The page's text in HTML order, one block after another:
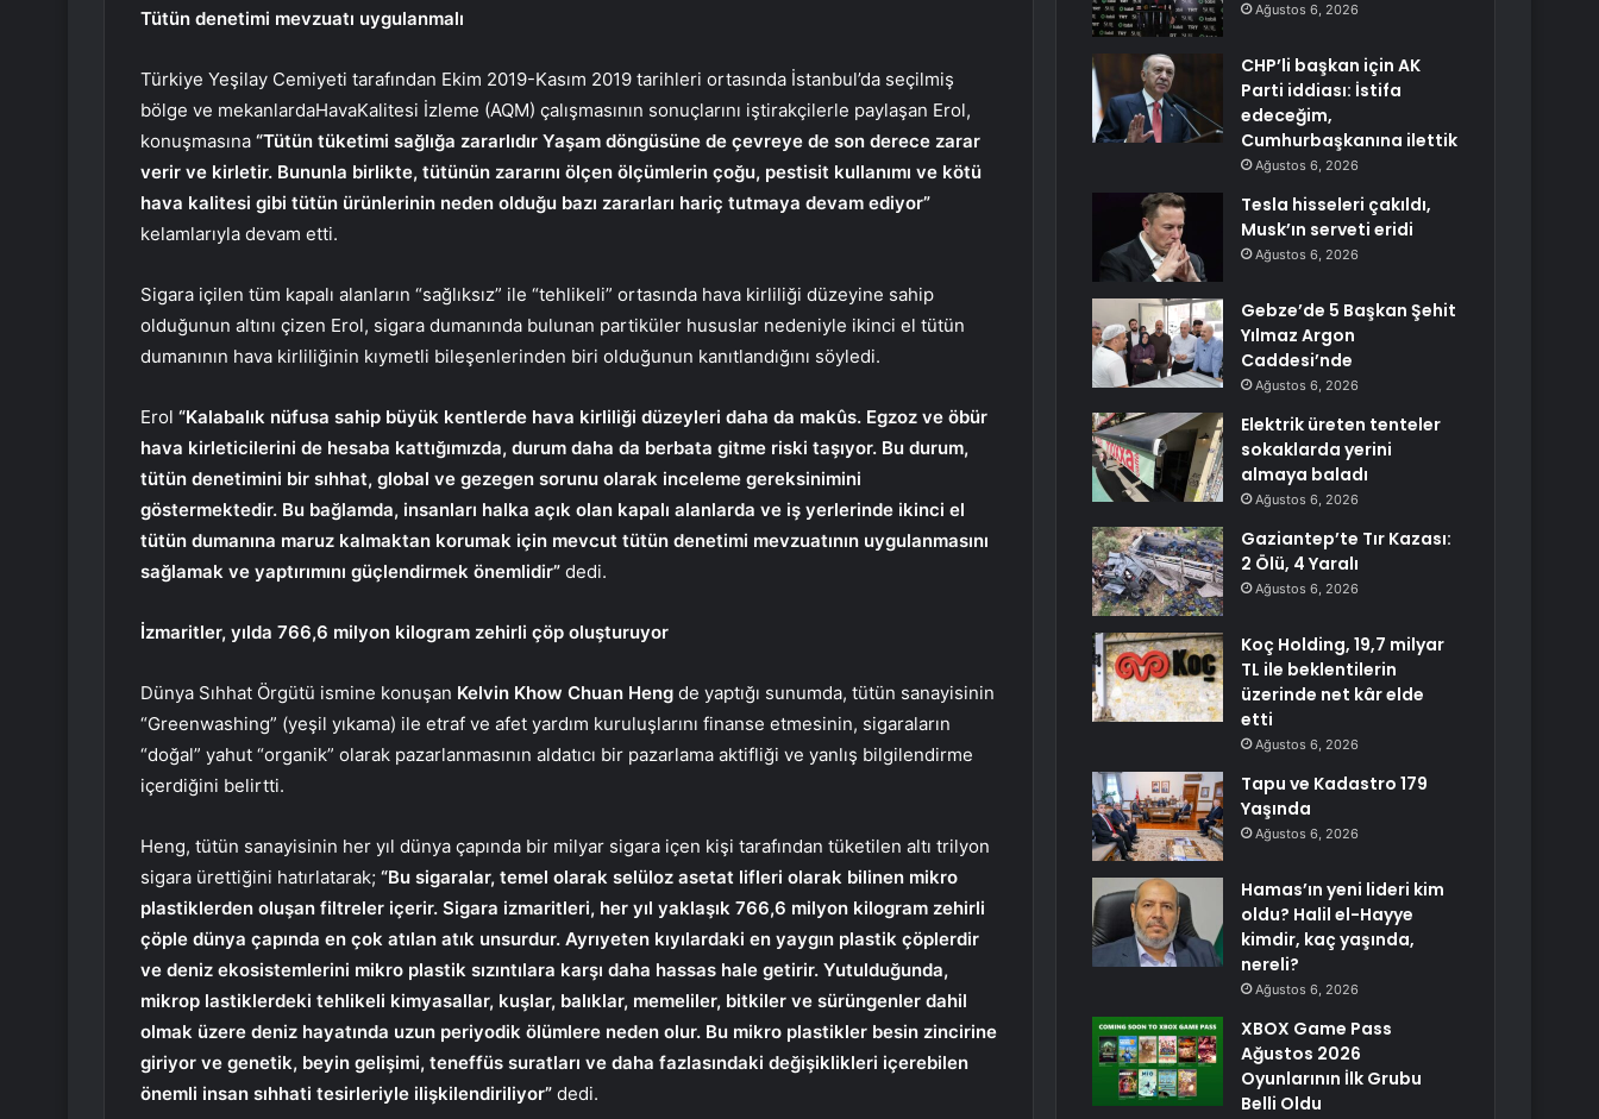
Tütün denetimi mevzuatı uygulanmalı
Türkiye Yeşilay Cemiyeti tarafından Ekim 2019-Kasım 2019 tarihleri ortasında İstanbul’da seçilmiş
bölge ve mekanlardaHavaKalitesi İzleme (AQM) çalışmasının sonuçlarını iştirakçilerle paylaşan Erol,
konuşmasına “Tütün tüketimi sağlığa zararlıdır Yaşam döngüsüne de çevreye de son derece zarar
verir ve kirletir. Bununla birlikte, tütünün zararını ölçen ölçümlerin çoğu, pestisit kullanımı ve kötü
hava kalitesi gibi tütün ürünlerinin neden olduğu bazı zararları hariç tutmaya devam ediyor”
kelamlarıyla devam etti.
Sigara içilen tüm kapalı alanların “sağlıksız” ile “tehlikeli” ortasında hava kirliliği düzeyine sahip
olduğunun altını çizen Erol, sigara dumanında bulunan partiküler hususlar nedeniyle ikinci el tütün
dumanının hava kirliliğinin kıymetli bileşenlerinden biri olduğunun kanıtlandığını söyledi.
Erol “Kalabalık nüfusa sahip büyük kentlerde hava kirliliği düzeyleri daha da makûs. Egzoz ve öbür
hava kirleticilerini de hesaba kattığımızda, durum daha da berbata gitme riski taşıyor. Bu durum,
tütün denetimini bir sıhhat, global ve gezegen sorunu olarak inceleme gereksinimini
göstermektedir. Bu bağlamda, insanları halka açık olan kapalı alanlarda ve iş yerlerinde ikinci el
tütün dumanına maruz kalmaktan korumak için mevcut tütün denetimi mevzuatının uygulanmasını
sağlamak ve yaptırımını güçlendirmek önemlidir” dedi.
İzmaritler, yılda 766,6 milyon kilogram zehirli çöp oluşturuyor
Dünya Sıhhat Örgütü ismine konuşan Kelvin Khow Chuan Heng de yaptığı sunumda, tütün sanayisinin
“Greenwashing” (yeşil yıkama) ile etraf ve afet yardım kuruluşlarını finanse etmesinin, sigaraların
“doğal” yahut “organik” olarak pazarlanmasının aldatıcı bir pazarlama aktifliği ve yanlış bilgilendirme
içerdiğini belirtti.
Heng, tütün sanayisinin her yıl dünya çapında bir milyar sigara içen kişi tarafından tüketilen altı trilyon
sigara ürettiğini hatırlatarak; “Bu sigaralar, temel olarak selüloz asetat lifleri olarak bilinen mikro
plastiklerden oluşan filtreler içerir. Sigara izmaritleri, her yıl yaklaşık 766,6 milyon kilogram zehirli
çöple dünya çapında en çok atılan atık unsurdur. Ayrıyeten kıyılardaki en yaygın plastik çöplerdir
ve deniz ekosistemlerini mikro plastik sızıntılara karşı daha hassas hale getirir. Yutulduğunda,
mikrop lastiklerdeki tehlikeli kimyasallar, kuşlar, balıklar, memeliler, bitkiler ve sürüngenler dahil
olmak üzere deniz hayatında uzun periyodik ölümlere neden olur. Bu mikro plastikler besin zincirine
giriyor ve genetik, beyin gelişimi, teneffüs suratları ve daha fazlasındaki değişiklikleri içerebilen
önemli insan sıhhati tesirleriyle ilişkilendiriliyor” dedi.
Ağustos 6, 2026
CHP’li başkan için AK
Parti iddiası: İstifa
edeceğim,
Cumhurbaşkanına ilettik
Ağustos 6, 2026
Tesla hisseleri çakıldı,
Musk’ın serveti eridi
Ağustos 6, 2026
Gebze’de 5 Başkan Şehit
Yılmaz Argon
Caddesi’nde
Ağustos 6, 2026
Elektrik üreten tenteler
sokaklarda yerini
almaya baladı
Ağustos 6, 2026
Gaziantep’te Tır Kazası:
2 Ölü, 4 Yaralı
Ağustos 6, 2026
Koç Holding, 19,7 milyar
TL ile beklentilerin
üzerinde net kâr elde
etti
Ağustos 6, 2026
Tapu ve Kadastro 179
Yaşında
Ağustos 6, 2026
Hamas’ın yeni lideri kim
oldu? Halil el-Hayye
kimdir, kaç yaşında,
nereli?
Ağustos 6, 2026
XBOX Game Pass
Ağustos 2026
Oyunlarının İlk Grubu
Belli Oldu